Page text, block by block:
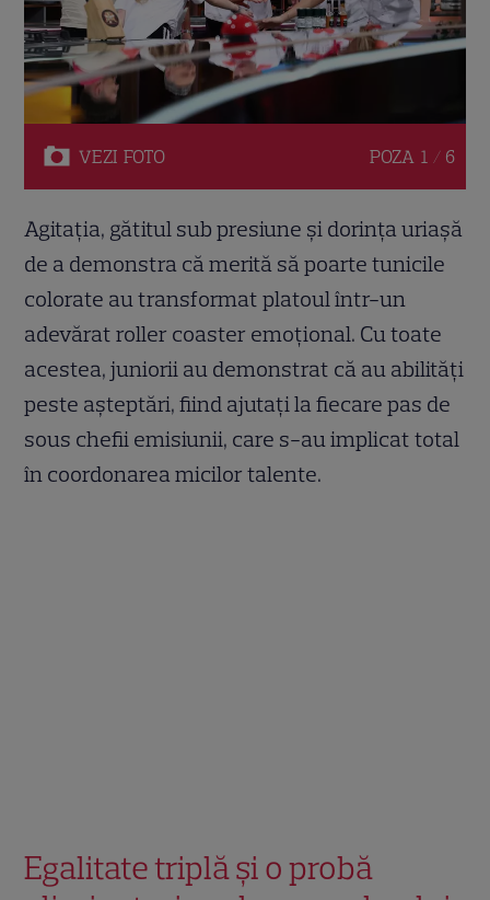
VEZI FOTO POZA 1 / 6
Agitația, gătitul sub presiune și dorința uriașă
de a demonstra că merită să poarte tunicile
colorate au transformat platoul într-un
adevărat roller coaster emoțional. Cu toate
acestea, juniorii au demonstrat că au abilități
peste așteptări, fiind ajutați la fiecare pas de
sous chefii emisiunii, care s-au implicat total
în coordonarea micilor talente.
Egalitate triplă și o probă